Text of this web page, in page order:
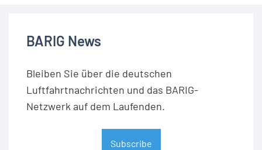
BARIG News
Bleiben Sie über die deutschen
Luftfahrtnachrichten und das BARIG-
Netzwerk auf dem Laufenden.
Subscribe